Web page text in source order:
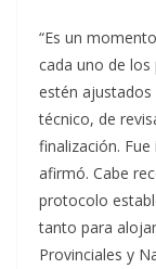
“Es un
cada uno de
estén
técnico, de
finalización.
afirmó. Cabe
protocolo
tanto para
Provinciales y